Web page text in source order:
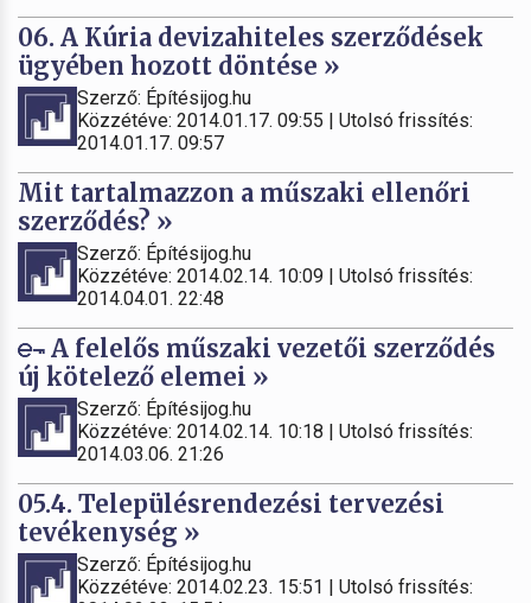
06. A Kúria devizahiteles szerződések
ügyében hozott döntése »
Szerző: Építésijog.hu
Közzétéve: 2014.01.17. 09:55 | Utolsó frissítés:
2014.01.17. 09:57
Mit tartalmazzon a műszaki ellenőri
szerződés? »
Szerző: Építésijog.hu
Közzétéve: 2014.02.14. 10:09 | Utolsó frissítés:
2014.04.01. 22:48
A felelős műszaki vezetői szerződés
új kötelező elemei »
Szerző: Építésijog.hu
Közzétéve: 2014.02.14. 10:18 | Utolsó frissítés:
2014.03.06. 21:26
05.4. Településrendezési tervezési
tevékenység »
Szerző: Építésijog.hu
Közzétéve: 2014.02.23. 15:51 | Utolsó frissítés: